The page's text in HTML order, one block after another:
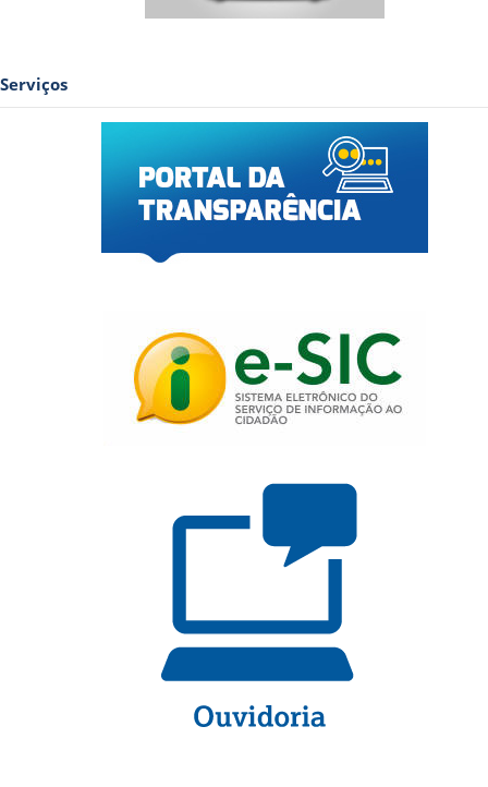
Serviços